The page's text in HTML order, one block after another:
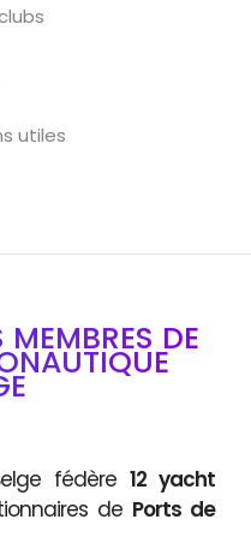
utiles
MEMBRES DE
fédère 12 yacht
de Ports de